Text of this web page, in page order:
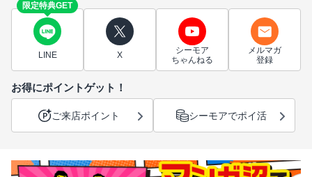
限定特典GET
LINE X
シーモア
ちゃんねる
メルマガ
登録
お得にポイントゲット！
ご来店ポイント シーモアでポイ活